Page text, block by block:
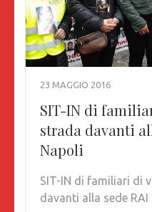
23 MAGGIO 2016
SIT-IN di
strada davanti
Napoli
SIT-IN di familiari di
davanti alla sede